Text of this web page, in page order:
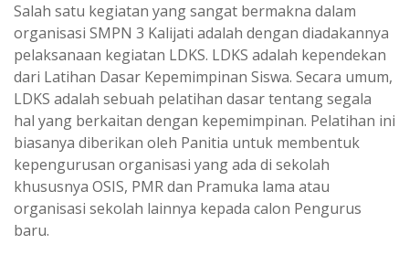
Salah satu kegiatan yang sangat bermakna dalam
organisasi SMPN 3 Kalijati adalah dengan diadakannya
pelaksanaan kegiatan LDKS. LDKS adalah kependekan
dari Latihan Dasar Kepemimpinan Siswa. Secara umum,
LDKS adalah sebuah pelatihan dasar tentang segala
hal yang berkaitan dengan kepemimpinan. Pelatihan ini
biasanya diberikan oleh Panitia untuk membentuk
kepengurusan organisasi yang ada di sekolah
khususnya OSIS, PMR dan Pramuka lama atau
organisasi sekolah lainnya kepada calon Pengurus
baru.